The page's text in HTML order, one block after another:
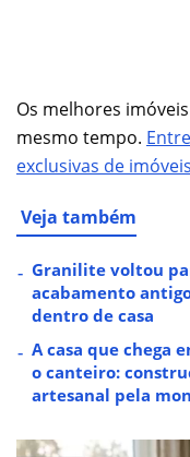
Os melhores
mesmo tempo.
exclusivas de
Veja também
Granilite voltou
acabamento
dentro de casa
A casa que chega
o canteiro:
artesanal pela